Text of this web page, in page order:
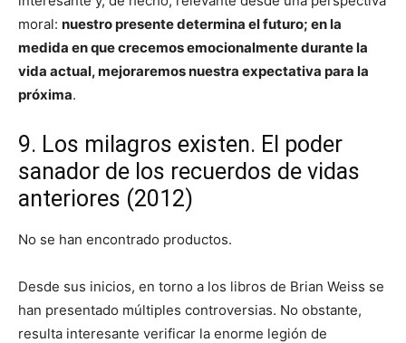
moral: nuestro presente determina el futuro; en la
medida en que crecemos emocionalmente durante la
vida actual, mejoraremos nuestra expectativa para la
próxima.
9. Los milagros existen. El poder
sanador de los recuerdos de vidas
anteriores (2012)
No se han encontrado productos.
Desde sus inicios, en torno a los libros de Brian Weiss se
han presentado múltiples controversias. No obstante,
resulta interesante verificar la enorme legión de